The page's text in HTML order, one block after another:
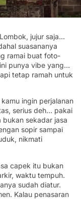
jujur saja…
suasananya
ramai buat foto-
punya vibe yang…
tetap ramah untuk
ingin perjalanan
serius deh… pakai
bukan sekadar jasa
sopir sampai
nikmati
capek itu bukan
waktu tempuh.
sudah diatur.
Kalau penasaran